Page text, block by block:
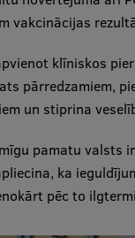
vakcinācijas
klīniskos
pārredzamiem,
un stiprina
pamatu valsts
ka
pēc to